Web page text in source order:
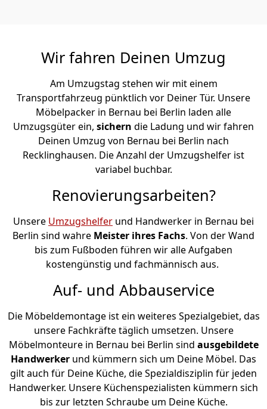
Wir fahren Deinen Umzug
Am Umzugstag stehen wir mit einem
Transportfahrzeug pünktlich vor Deiner Tür. Unsere
Möbelpacker in Bernau bei Berlin laden alle
Umzugsgüter ein, sichern die Ladung und wir fahren
Deinen Umzug von Bernau bei Berlin nach
Recklinghausen. Die Anzahl der Umzugshelfer ist
variabel buchbar.
Renovierungsarbeiten?
Unsere Umzugshelfer und Handwerker in Bernau bei
Berlin sind wahre Meister ihres Fachs. Von der Wand
bis zum Fußboden führen wir alle Aufgaben
kostengünstig und fachmännisch aus.
Auf- und Abbauservice
Die Möbeldemontage ist ein weiteres Spezialgebiet, das
unsere Fachkräfte täglich umsetzen. Unsere
Möbelmonteure in Bernau bei Berlin sind ausgebildete
Handwerker und kümmern sich um Deine Möbel. Das
gilt auch für Deine Küche, die Spezialdisziplin für jeden
Handwerker. Unsere Küchenspezialisten kümmern sich
bis zur letzten Schraube um Deine Küche.